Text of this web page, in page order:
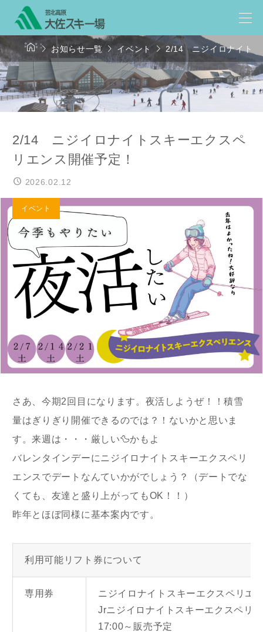
 お知らせ一覧イベント 2/14 ニジイロナイトス
2/14 ニジイロナイトスキーエクスペ
リエンス開催予定！
2026.02.12
イベント
さあ、今期2回目になります。夜活しようぜ！！積雪
量はぎりぎり開催できるのでは？！ないかと思いま
す。来週は・・・厳しい🦆かもよ
バレンタインデーにニジイロナイトスキーエクスペリ
エンスでデートなんていかがでしょう？（デートでな
くても、友達と盛り上がってもOK！！）
昨年とほぼ同様に基本案内です。
利用可能リフト券について
専用券
ニジイロナイトスキーエクスペリ
Jrニジイロナイトスキーエクスペリ
17:00～販売予定